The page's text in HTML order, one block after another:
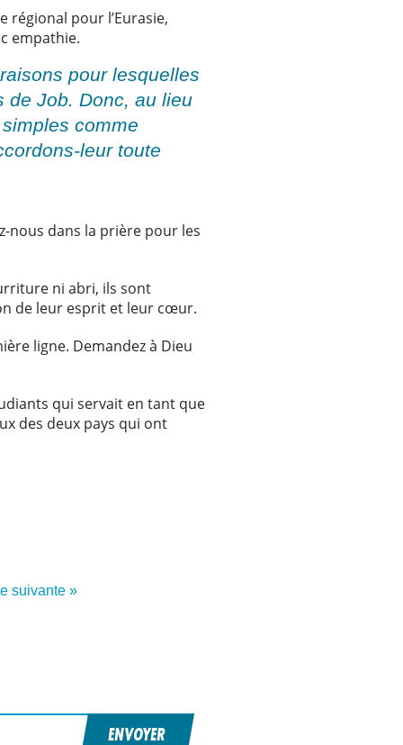
pour l’Eurasie,
empathie.
pour lesquelles
de Job. Donc, au lieu
comme
leur toute
nous dans la prière pour les
ni abri, ils sont
de leur esprit et leur cœur.
ligne. Demandez à Dieu
qui servait en tant que
des deux pays qui ont
suivante »
ENVOYER